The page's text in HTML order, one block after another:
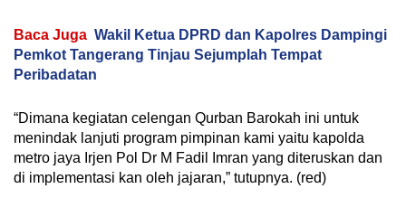
Baca Juga Wakil Ketua DPRD dan Kapolres Dampingi
Pemkot Tangerang Tinjau Sejumplah Tempat
Peribadatan
“Dimana kegiatan celengan Qurban Barokah ini untuk
menindak lanjuti program pimpinan kami yaitu kapolda
metro jaya Irjen Pol Dr M Fadil Imran yang diteruskan dan
di implementasi kan oleh jajaran,” tutupnya. (red)